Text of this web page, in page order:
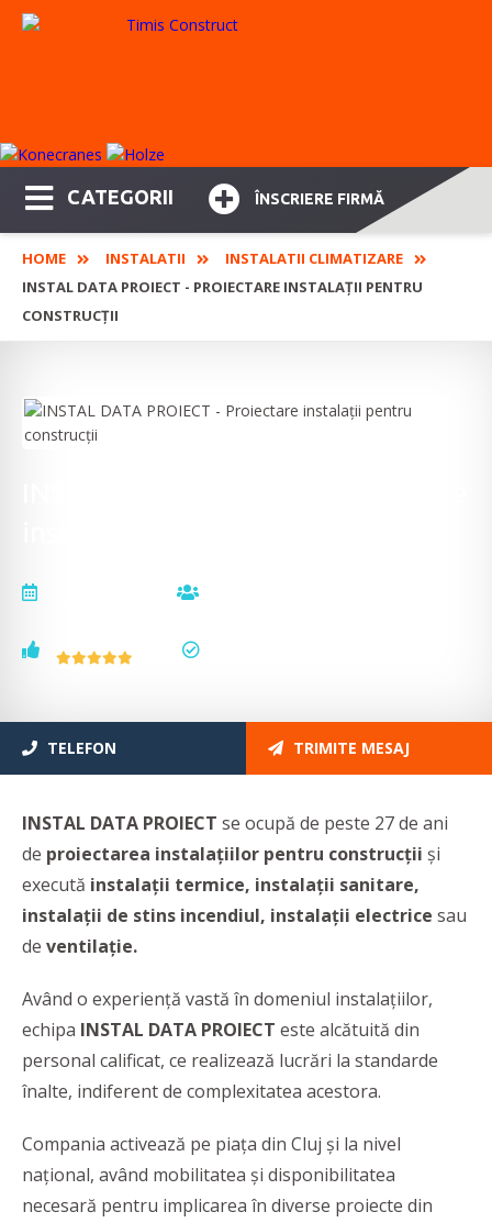
CATEGORII ÎNSCRIERE FIRMĂ
HOME INSTALATII
INSTALATII CLIMATIZARE
INSTAL DATA PROIECT - PROIECTARE INSTALAȚII PENTRU
CONSTRUCȚII
TELEFON TRIMITE MESAJ
INSTAL DATA PROIECT se ocupă de peste 27 de ani
de proiectarea instalațiilor pentru construcții și
execută instalații termice, instalații sanitare,
instalații de stins incendiul, instalații electrice sau
de ventilație.
Având o experiență vastă în domeniul instalațiilor,
echipa INSTAL DATA PROIECT este alcătuită din
personal calificat, ce realizează lucrări la standarde
înalte, indiferent de complexitatea acestora.
Compania activează pe piața din Cluj și la nivel
național, având mobilitatea și disponibilitatea
necesară pentru implicarea în diverse proiecte din